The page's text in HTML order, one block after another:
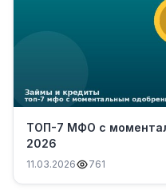
ТОП-7 МФО с
2026
11.03.2026 761